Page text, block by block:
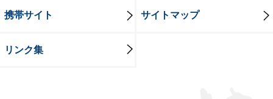
携帯サイト サイトマップ
リンク集